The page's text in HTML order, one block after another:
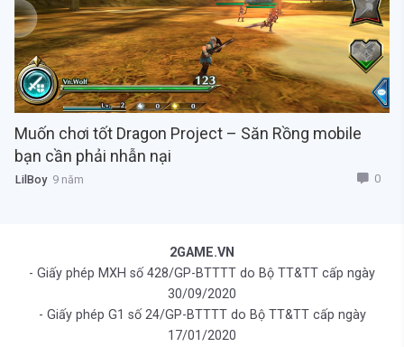
Muốn chơi tốt Dragon Project – Săn Rồng mobile
bạn cần phải nhẫn nại
LilBoy9 năm 0
2GAME.VN
- Giấy phép MXH số 428/GP-BTTTT do Bộ TT&TT cấp ngày
30/09/2020
- Giấy phép G1 số 24/GP-BTTTT do Bộ TT&TT cấp ngày
17/01/2020